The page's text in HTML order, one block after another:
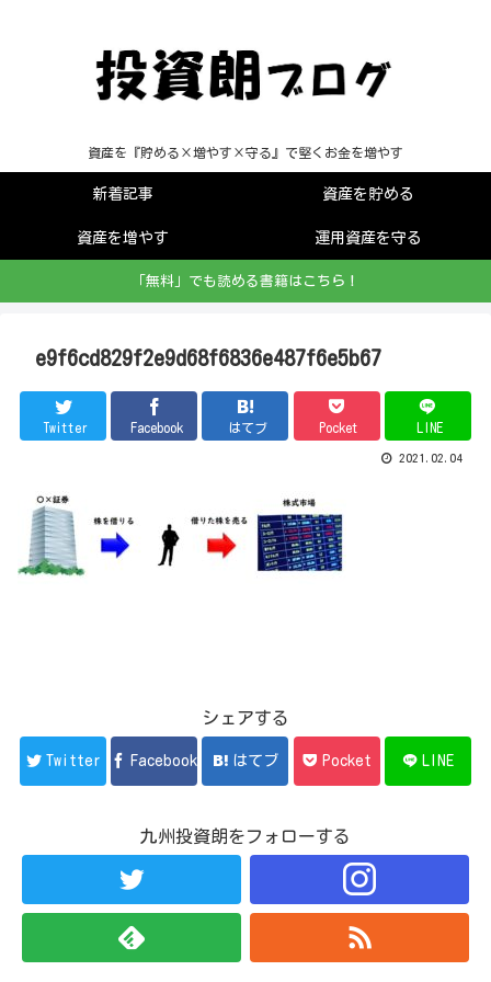
資産を『貯める×増やす×守る』で堅くお金を増やす
新着記事 資産を貯める
資産を増やす 運用資産を守る
「無料」でも読める書籍はこちら！
e9f6cd829f2e9d68f6836e487f6e5b67
Twitter Facebook はてブ Pocket LINE
2021.02.04
シェアする
Twitter Facebook はてブ Pocket LINE
九州投資朗をフォローする